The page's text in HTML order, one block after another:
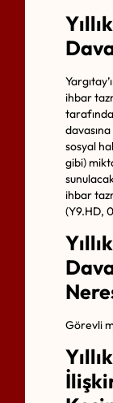
ihbar
sosyal
gibi)
ihbar
(Y9.HD,
Görevli